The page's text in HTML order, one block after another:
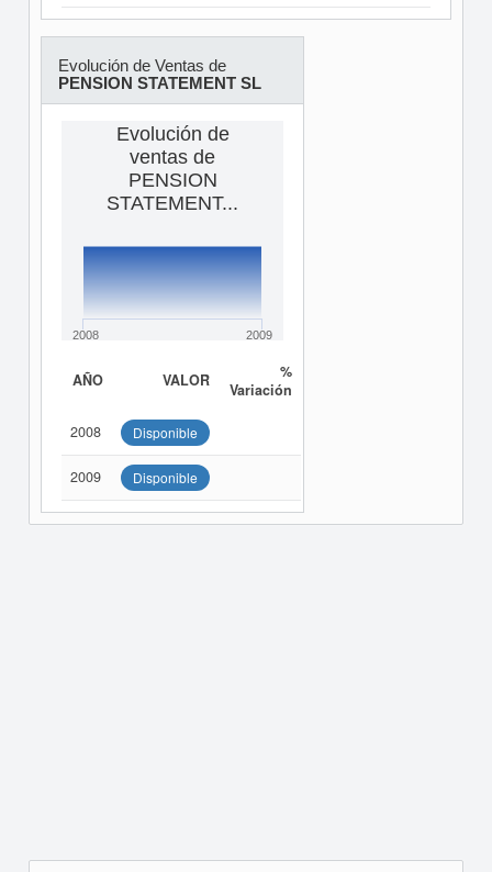
Evolución de Ventas de
PENSION STATEMENT SL
Evolución de
ventas de
PENSION
STATEMENT...
2008 2009
AÑO VALOR
%
Variación
2008 Disponible
2009 Disponible